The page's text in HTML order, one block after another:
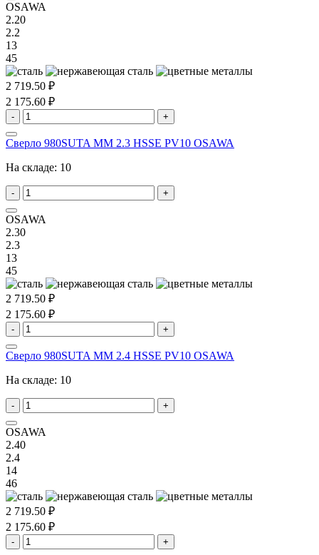
OSAWA
2.20
2.2
13
45
2 719.50 ₽
2 175.60 ₽
- +
Сверло 980SUTA MM 2.3 HSSE PV10 OSAWA
На складе: 10
- +
OSAWA
2.30
2.3
13
45
2 719.50 ₽
2 175.60 ₽
- +
Сверло 980SUTA MM 2.4 HSSE PV10 OSAWA
На складе: 10
- +
OSAWA
2.40
2.4
14
46
2 719.50 ₽
2 175.60 ₽
- +